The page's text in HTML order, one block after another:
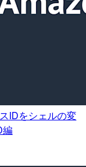
IDをシェルの変
編